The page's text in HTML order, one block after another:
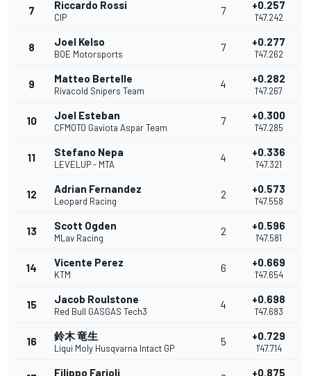
7 Riccardo Rossi
CIP
7 +0.257
1'47.242
8 Joel Kelso
BOE Motorsports
7 +0.277
1'47.262
9 Matteo Bertelle
Rivacold Snipers Team
4 +0.282
1'47.267
10 Joel Esteban
CFMOTO Gaviota Aspar Team
7 +0.300
1'47.285
11 Stefano Nepa
LEVELUP - MTA
4 +0.336
1'47.321
12 Adrian Fernandez
Leopard Racing
2 +0.573
1'47.558
13 Scott Ogden
MLav Racing
2 +0.596
1'47.581
14 Vicente Perez
KTM
6 +0.669
1'47.654
15 Jacob Roulstone
Red Bull GASGAS Tech3
4 +0.698
1'47.683
16 鈴木 竜生
Liqui Moly Husqvarna Intact GP
5 +0.729
1'47.714
Filippo Farioli +0.875